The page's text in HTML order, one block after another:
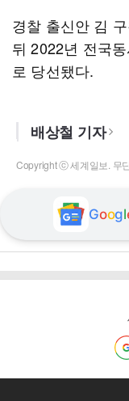
경찰 출신안 김
뒤 2022년 전국
로 당선됐다.
배상철 기자
Copyright ⓒ 세계일보. 무
Googl